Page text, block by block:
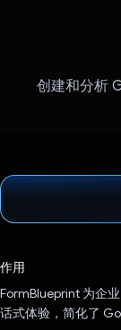
创建和分析
作用
FormBlueprint 为企
话式体验，简化了